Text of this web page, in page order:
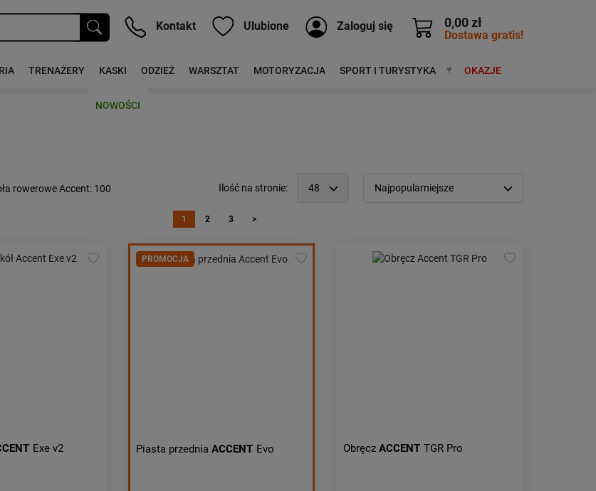
0,00 zł
Dostawa gratis!
Kontakt Ulubione Zaloguj się
TRENAŻERY KASKI ODZIEŻ WARSZTAT MOTORYZACJA SPORT I TURYSTYKA MARKIOKAZJE
NOWOŚCI
Ilość na stronie: 48 Najpopularniejsze
od najwyższej
rowerowe Accent: 100
1 2 3 >
Exe v2
PROMOCJA
Piasta przednia ACCENT Evo ObręczACCENT TGR Pro